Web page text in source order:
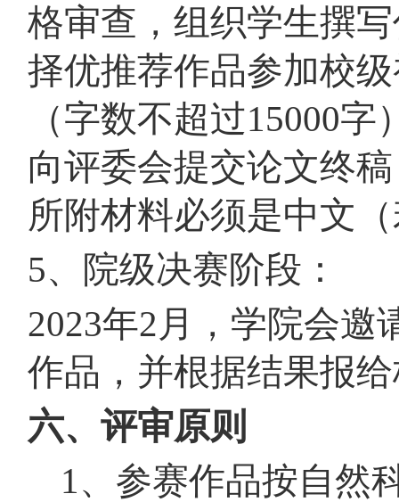
格审查，组织学生撰
择优推荐作品参加校
（字数不超过15000
向评委会提交论文终
所附材料必须是中文
5、院级决赛阶段：
2023年2月，学院会邀
作品，并根据结果报
六、评审原则
1、参赛作品按自然